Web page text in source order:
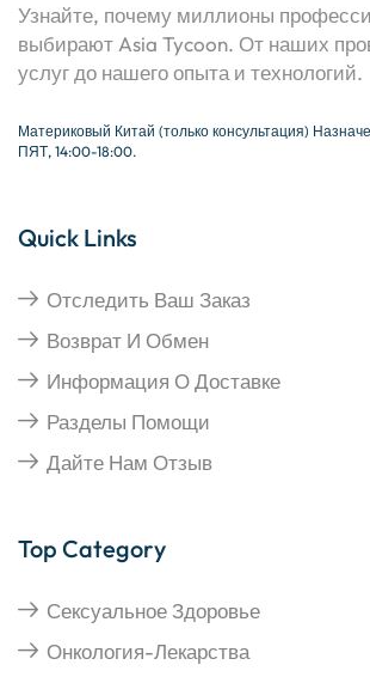
Узнайте, почему миллионы
выбирают Asia Tycoon. От наших
услуг до нашего опыта и технологий.
Материковый Китай (только консультация)
ПЯТ, 14:00-18:00.
Quick Links
Отследить Ваш Заказ
Возврат И Обмен
Информация О Доставке
Разделы Помощи
Дайте Нам Отзыв
Top Category
Сексуальное Здоровье
Онкология-Лекарства